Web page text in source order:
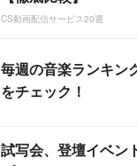
CS動画配信サービス20選
毎週の音楽ランキン
をチェック！
試写会、登壇イベン